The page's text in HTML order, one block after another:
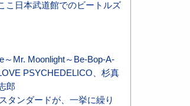
こ日本武道館でのビートルズ
～Mr. Moonlight～Be-Bop-A-
PSYCHEDELICO、杉真
郎
タンダードが、一挙に繰り